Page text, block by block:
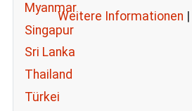
Myanmar
Singapur
Sri Lanka
Thailand
Türkei
Weitere Informationen